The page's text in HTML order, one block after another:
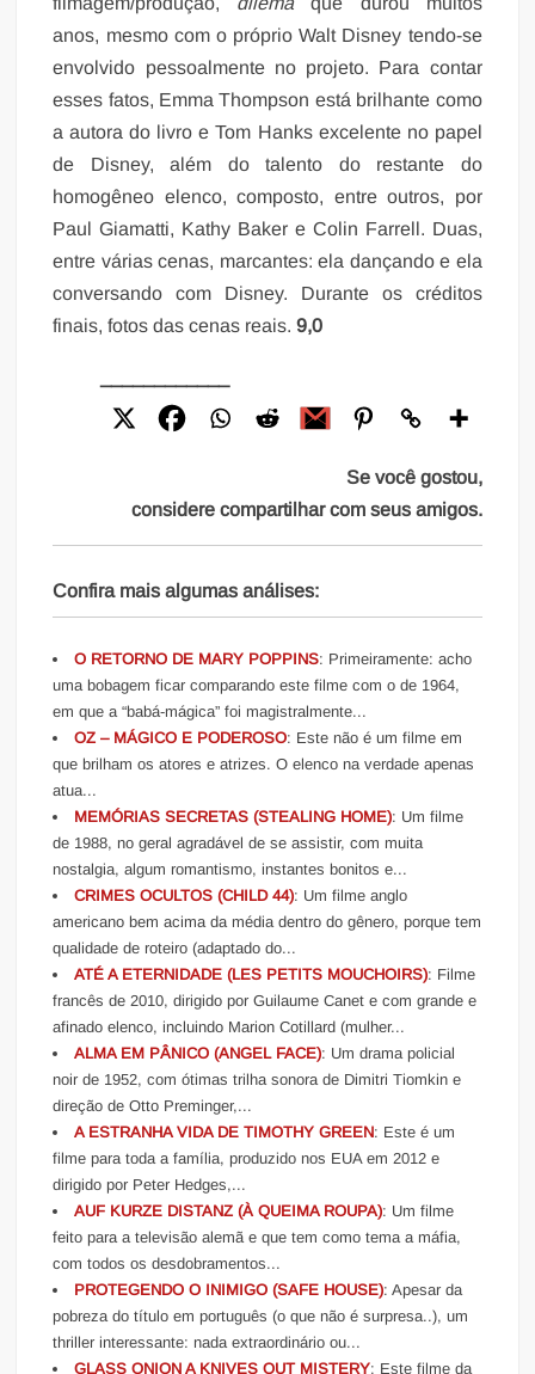
anos, mesmo com o próprio Walt Disney tendo-se
envolvido pessoalmente no projeto. Para contar
esses fatos, Emma Thompson está brilhante como
a autora do livro e Tom Hanks excelente no papel
de Disney, além do talento do restante do
homogêneo elenco, composto, entre outros, por
Paul Giamatti, Kathy Baker e Colin Farrell. Duas,
entre várias cenas, marcantes: ela dançando e ela
conversando com Disney. Durante os créditos
finais, fotos das cenas reais.9,0
Se você gostou,
considere compartilhar com seus amigos.
Confira mais algumas análises:
O RETORNO DE MARY POPPINS: Primeiramente: acho
uma bobagem ficar comparando este filme com o de 1964,
em que a “babá-mágica” foi magistralmente...
OZ – MÁGICO E PODEROSO: Este não é um filme em
que brilham os atores e atrizes. O elenco na verdade apenas
atua...
MEMÓRIAS SECRETAS (STEALING HOME): Um filme
de 1988, no geral agradável de se assistir, com muita
nostalgia, algum romantismo, instantes bonitos e...
CRIMES OCULTOS (CHILD 44): Um filme anglo
americano bem acima da média dentro do gênero, porque tem
qualidade de roteiro (adaptado do...
ATÉ A ETERNIDADE (LES PETITS MOUCHOIRS): Filme
francês de 2010, dirigido por Guilaume Canet e com grande e
afinado elenco, incluindo Marion Cotillard (mulher...
ALMA EM PÂNICO (ANGEL FACE): Um drama policial
noir de 1952, com ótimas trilha sonora de Dimitri Tiomkin e
direção de Otto Preminger,...
A ESTRANHA VIDA DE TIMOTHY GREEN: Este é um
filme para toda a família, produzido nos EUA em 2012 e
dirigido por Peter Hedges,...
AUF KURZE DISTANZ (À QUEIMA ROUPA): Um filme
feito para a televisão alemã e que tem como tema a máfia,
com todos os desdobramentos...
PROTEGENDO O INIMIGO (SAFE HOUSE): Apesar da
pobreza do título em português (o que não é surpresa..), um
thriller interessante: nada extraordinário ou...
GLASS ONION A KNIVES OUT MISTERY: Este filme da